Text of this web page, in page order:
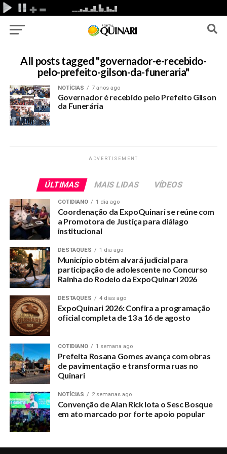
All posts tagged "governador-e-recebido-
pelo-prefeito-gilson-da-funeraria"
NOTÍCIAS 7 anos ago
Governador é recebido pelo Prefeito Gilson
da Funerária
ADVERTISEMENT
ÚLTIMAS MAIS LIDAS VÍDEOS
COTIDIANO 1 dia ago
Coordenação da ExpoQuinari se reúne com
a Promotora de Justiça para diálago
institucional
DESTAQUES 1 dia ago
Município obtém alvará judicial para
participação de adolescente no Concurso
Rainha do Rodeio da ExpoQuinari 2026
DESTAQUES 4 dias ago
ExpoQuinari 2026: Confira a programação
oficial completa de 13 a 16 de agosto
COTIDIANO 1 semana ago
Prefeita Rosana Gomes avança com obras
de pavimentação e transforma ruas no
Quinari
NOTÍCIAS 2 semanas ago
Convenção de Alan Rick lota o Sesc Bosque
em ato marcado por forte apoio popular